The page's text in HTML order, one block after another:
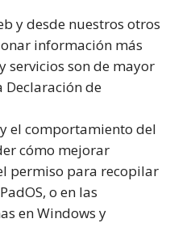
y desde nuestros otros
información más
servicios son de mayor
Declaración de
el comportamiento del
cómo mejorar
permiso para recopilar
o en las
en Windows y